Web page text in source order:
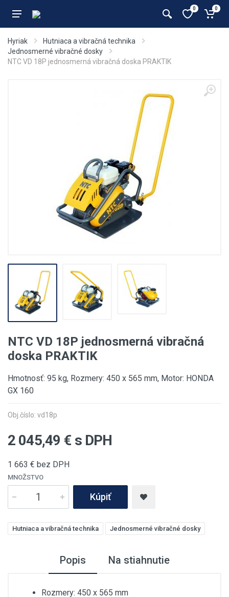
0 0
Hyriak
Hutniaca a vibračná technika
Jednosmerné vibračné dosky
NTC VD 18P jednosmerná vibračná doska PRAKTIK
NTC VD 18P jednosmerná vibračná
doska PRAKTIK
Hmotnosť: 95 kg, Rozmery: 450 x 565 mm, Motor: HONDA
GX 160
Obj.číslo: vd18p
2 045,49 € s DPH
1 663 € bez DPH
MNOŽSTVO
Kúpiť
Hutniaca a vibračná technika Jednosmerné vibračné dosky
Popis Na stiahnutie
Rozmery: 450 x 565 mm